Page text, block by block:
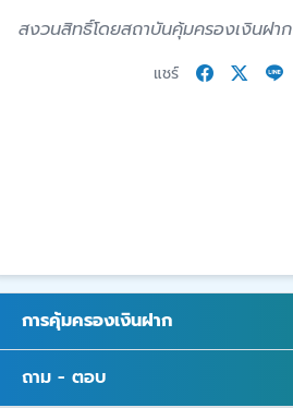
สงวนสิทธิ์โดยสถาบันคุ้มครองเงินฝาก
แชร์
การคุ้มครองเงินฝาก
ถาม - ตอบ